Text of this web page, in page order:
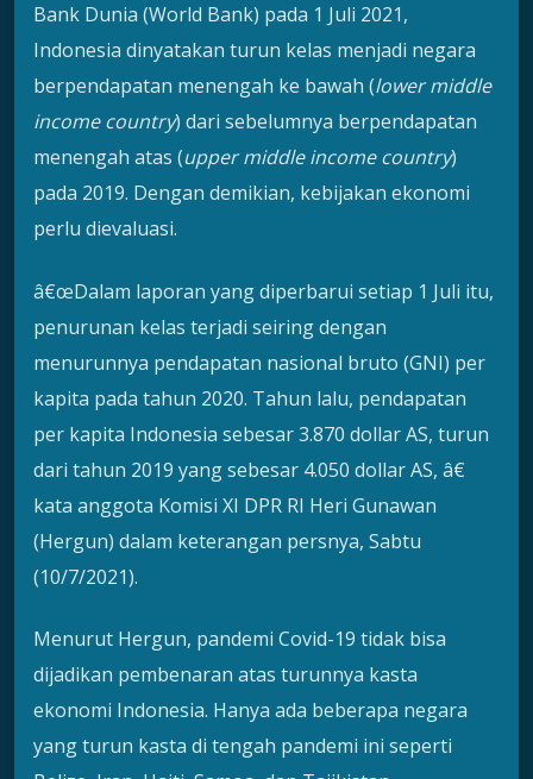
Bank Dunia (World Bank) pada 1 Juli 2021,
Indonesia dinyatakan turun kelas menjadi negara
berpendapatan menengah ke bawah (lower middle
income country) dari sebelumnya berpendapatan
menengah atas (upper middle income country)
pada 2019. Dengan demikian, kebijakan ekonomi
perlu dievaluasi.
â€œDalam laporan yang diperbarui setiap 1 Juli itu,
penurunan kelas terjadi seiring dengan
menurunnya pendapatan nasional bruto (GNI) per
kapita pada tahun 2020. Tahun lalu, pendapatan
per kapita Indonesia sebesar 3.870 dollar AS, turun
dari tahun 2019 yang sebesar 4.050 dollar AS, â€
kata anggota Komisi XI DPR RI Heri Gunawan
(Hergun) dalam keterangan persnya, Sabtu
(10/7/2021).
Menurut Hergun, pandemi Covid-19 tidak bisa
dijadikan pembenaran atas turunnya kasta
ekonomi Indonesia. Hanya ada beberapa negara
yang turun kasta di tengah pandemi ini seperti